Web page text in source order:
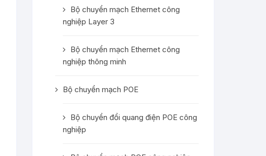
Bộ chuyển mạch Ethernet công
nghiệp Layer 3
Bộ chuyển mạch Ethernet công
nghiệp thông minh
Bộ chuyển mạch POE
Bộ chuyển đổi quang điện POE công
nghiệp